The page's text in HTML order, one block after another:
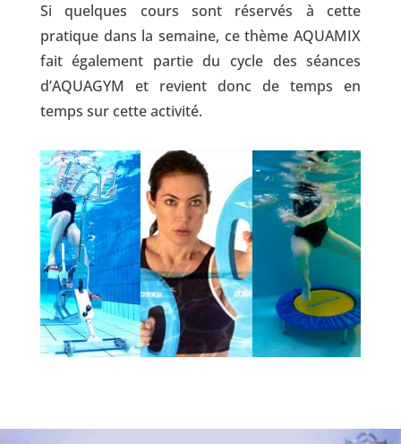
​Si quelques cours ​sont réservés à cette
pratique dans la semaine, ce thème AQUAMIX
fait également partie du cycle des séances
d’AQUAGYM et revient donc de temps en
temps sur cette activité.